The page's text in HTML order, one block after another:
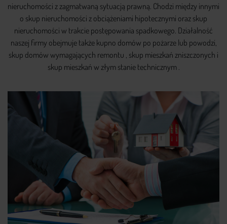
nieruchomości z zagmatwaną sytuacją prawną. Chodzi między innymi
o skup nieruchomości z obciążeniami hipotecznymi oraz skup
nieruchomości w trakcie postępowania spadkowego. Działalność
naszej firmy obejmuje także kupno domów po pożarze lub powodzi,
skup domów wymagających remontu , skup mieszkań zniszczonych i
skup mieszkań w złym stanie technicznym .